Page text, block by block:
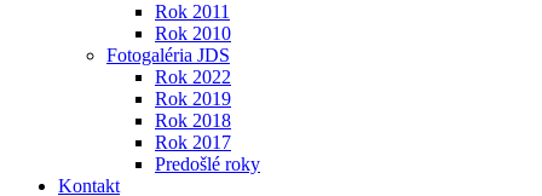
Rok 2011
Rok 2010
Fotogaléria JDS
Rok 2022
Rok 2019
Rok 2018
Rok 2017
Predošlé roky
Kontakt